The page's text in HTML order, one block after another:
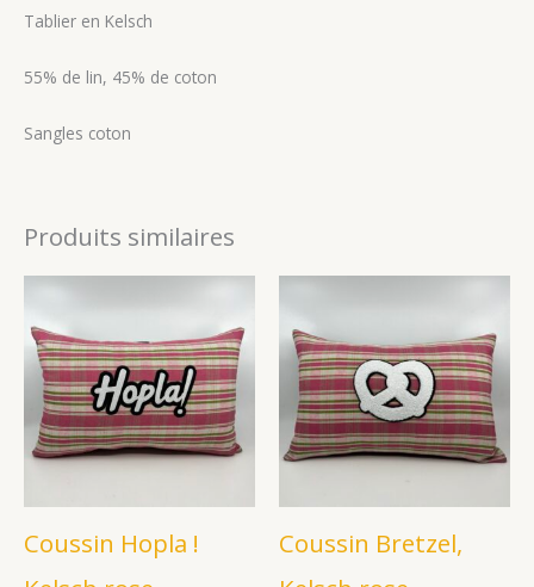
Tablier en Kelsch
55% de lin, 45% de coton
Sangles coton
Produits similaires
Coussin Hopla !
Coussin Bretzel,